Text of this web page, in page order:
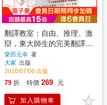
翻譯教室：自由、推理、激
辯，東大師生的完美翻譯示
範
柴田元幸 著
大家 出版
2016/07/06 出版
79 折 特價 269 元
加入購物車